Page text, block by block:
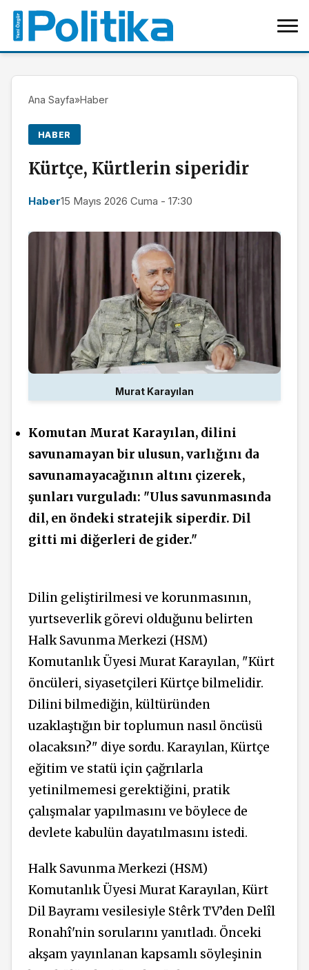
Ana Sayfa»Haber
HABER
Kürtçe, Kürtlerin siperidir
Haber15 Mayıs 2026 Cuma - 17:30
Murat Karayılan
Komutan Murat Karayılan, dilini
savunamayan bir ulusun, varlığını da
savunamayacağının altını çizerek,
şunları vurguladı: "Ulus savunmasında
dil, en öndeki stratejik siperdir. Dil
gitti mi diğerleri de gider."
Dilin geliştirilmesi ve korunmasının,
yurtseverlik görevi olduğunu belirten
Halk Savunma Merkezi (HSM)
Komutanlık Üyesi Murat Karayılan, "Kürt
öncüleri, siyasetçileri Kürtçe bilmelidir.
Dilini bilmediğin, kültüründen
uzaklaştığın bir toplumun nasıl öncüsü
olacaksın?" diye sordu. Karayılan, Kürtçe
eğitim ve statü için çağrılarla
yetinilmemesi gerektiğini, pratik
çalışmalar yapılmasını ve böylece de
devlete kabulün dayatılmasını istedi.
Halk Savunma Merkezi (HSM)
Komutanlık Üyesi Murat Karayılan, Kürt
Dil Bayramı vesilesiyle Stêrk TV’den Delîl
Ronahî'nin sorularını yanıtladı. Önceki
akşam yayınlanan kapsamlı söyleşinin